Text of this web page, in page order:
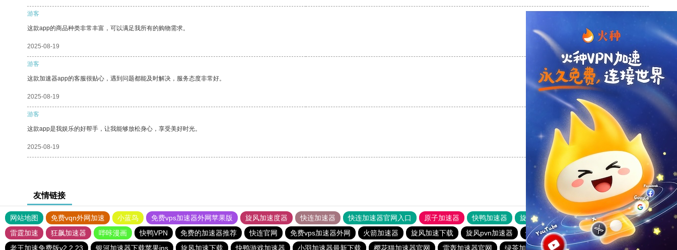
游客
这款app的商品种类非常丰富，可以满足我所有的购物需求。
2025-08-19
游客
这款加速器app的客服很贴心，遇到问题都能及时解决，服务态度非常好。
2025-08-19 反对
游客
这款app是我娱乐的好帮手，让我能够放松身心，享受美好时光。
2025-08-19 反对[0]
友情链接
网站地图 免费vqn外网加速 小蓝鸟 免费vps加速器外网苹果版 旋风加速度器 快连加速器 快连加速器官网入口 原子加速器 快鸭加速器 旋风加速度器 外网网址导航
软件中心
雷霆加速
狂飙加速器 哔咔漫画 快鸭VPN 免费的加速器推荐 快连官网 免费vps加速器外网 火箭加速器 旋风加速下载 旋风pvn加速器 烧饼哥加速器
快鸭加速器
老王加速免费版v2.2.23
银河加速器下载苹果ins 旋风加速下载 快鸭游戏加速器 小羽加速器最新下载 樱花猫加速器官网 雷轰加速器官网 绿茶加速器 原子加速器下载 一元机场. com